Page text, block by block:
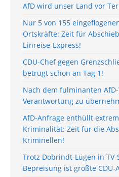
AfD wird unser Land vor
Nur 5 von 155
Ortskräfte: Zeit für
Einreise-Express!
CDU-Chef gegen
betrügt schon an Tag 1!
Nach dem fulminanten
Verantwortung zu
AfD-Anfrage enthüllt
Kriminalität: Zeit für die
Kriminellen!
Trotz Dobrindt-Lügen in TV-
Bepreisung ist größte CDU-